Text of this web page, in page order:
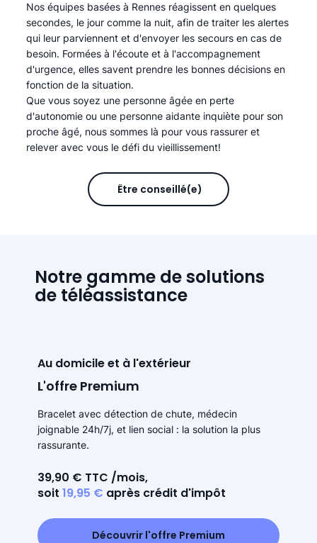
Nos équipes basées à Rennes réagissent en quelques
secondes, le jour comme la nuit, afin de traiter les alertes
qui leur parviennent et d'envoyer les secours en cas de
besoin. Formées à l'écoute et à l'accompagnement
d'urgence, elles savent prendre les bonnes décisions en
fonction de la situation.
Que vous soyez une personne âgée en perte
d'autonomie ou une personne aidante inquiète pour son
proche âgé, nous sommes là pour vous rassurer et
relever avec vous le défi du vieillissement!
Être conseillé(e)
Notre gamme de solutions
de téléassistance
Au domicile et à l'extérieur
L'offre Premium
Bracelet avec détection de chute, médecin
joignable 24h/7j, et lien social : la solution la plus
rassurante.
39,90 € TTC /mois,
soit 19,95 € après crédit d'impôt
Découvrir l'offre Premium